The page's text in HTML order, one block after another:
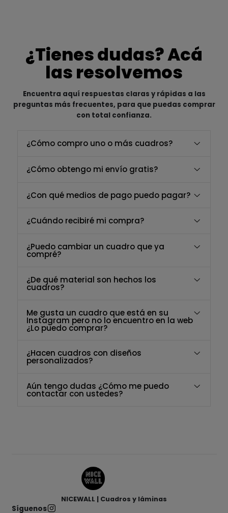
¿Tienes dudas? Acá
las resolvemos
Encuentra aquí respuestas claras y rápidas a las
preguntas más frecuentes, para que puedas comprar
con total confianza.
¿Cómo compro uno o más cuadros?
¿Cómo obtengo mi envío gratis?
¿Con qué medios de pago puedo pagar?
¿Cuándo recibiré mi compra?
¿Puedo cambiar un cuadro que ya
compré?
¿De qué material son hechos los
cuadros?
Me gusta un cuadro que está en su
Instagram pero no lo encuentro en la web
¿Lo puedo comprar?
¿Hacen cuadros con diseños
personalizados?
Aún tengo dudas ¿Cómo me puedo
contactar con ustedes?
NICEWALL | Cuadros y láminas
Síguenos